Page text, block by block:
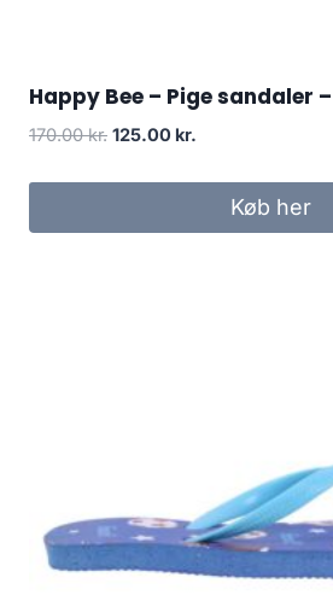
Happy Bee – Pige sandaler
170.00kr. Original
was:
125.00 kr.
is:
125.00 kr..
Køb her